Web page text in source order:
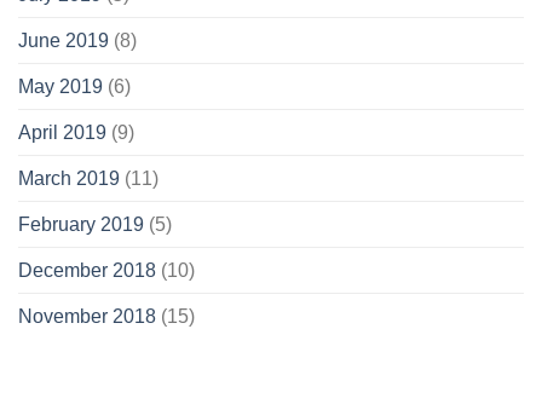
June 2019 (8)
May 2019 (6)
April 2019 (9)
March 2019 (11)
February 2019 (5)
December 2018 (10)
November 2018 (15)